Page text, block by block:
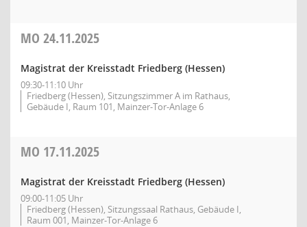
MO 24.11.2025
Magistrat der Kreisstadt Friedberg (Hessen)
09:30-11:10 Uhr
Friedberg (Hessen), Sitzungszimmer A im Rathaus,
Gebäude I, Raum 101, Mainzer-Tor-Anlage 6
MO 17.11.2025
Magistrat der Kreisstadt Friedberg (Hessen)
09:00-11:05 Uhr
Friedberg (Hessen), Sitzungssaal Rathaus, Gebäude I,
Raum 001, Mainzer-Tor-Anlage 6